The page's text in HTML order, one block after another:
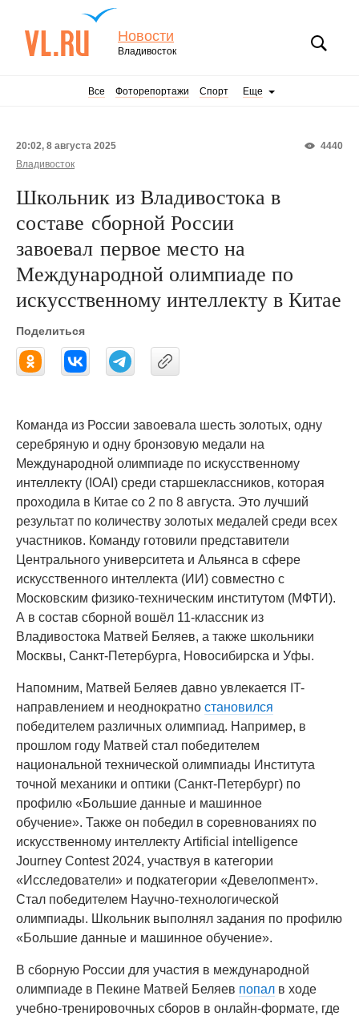
Новости
Владивосток
Все Фоторепортажи Спорт Еще
4440
20:02, 8 августа 2025
Владивосток
Школьник из Владивостока в
составе сборной России
завоевал первое место на
Международной олимпиаде по
искусственному интеллекту в Китае
Поделиться
Команда из России завоевала шесть золотых, одну
серебряную и одну бронзовую медали на
Международной олимпиаде по искусственному
интеллекту (IOAI) среди старшеклассников, которая
проходила в Китае со 2 по 8 августа. Это лучший
результат по количеству золотых медалей среди всех
участников. Команду готовили представители
Центрального университета и Альянса в сфере
искусственного интеллекта (ИИ) совместно с
Московским физико-техническим институтом (МФТИ).
А в состав сборной вошёл 11-классник из
Владивостока Матвей Беляев, а также школьники
Москвы, Санкт-Петербурга, Новосибирска и Уфы.
Напомним, Матвей Беляев давно увлекается IT-
направлением и неоднократно становился
победителем различных олимпиад. Например, в
прошлом году Матвей стал победителем
национальной технической олимпиады Института
точной механики и оптики (Санкт-Петербург) по
профилю «Большие данные и машинное
обучение». Также он победил в соревнованиях по
искусственному интеллекту Artificial intelligence
Journey Contest 2024, участвуя в категории
«Исследователи» и подкатегории «Девелопмент».
Стал победителем Научно-технологической
олимпиады. Школьник выполнял задания по профилю
«Большие данные и машинное обучение».
В сборную России для участия в международной
олимпиаде в Пекине Матвей Беляев попал в ходе
учебно-тренировочных сборов в онлайн-формате, где